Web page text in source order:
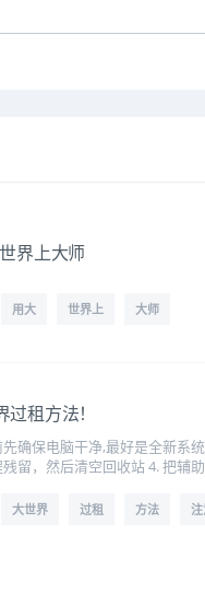
界上大师
用大 世界上 大师
过租方法！
确保电脑干净,最好是全新系
留，然后清空回收站 4. 把辅
大世界 过租 方法